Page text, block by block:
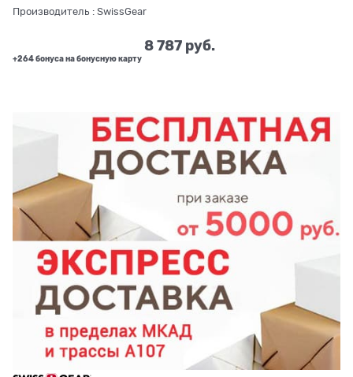
Производитель : SwissGear
8 787 руб.
+264 бонуса на бонусную карту